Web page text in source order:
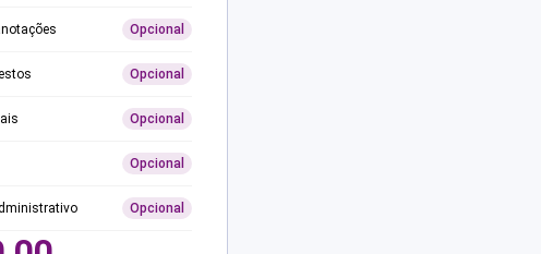
Opcional
Opcional
Opcional
Opcional
Opcional